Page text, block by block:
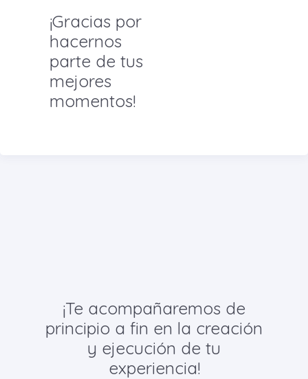
¡Gracias por
hacernos
parte de tus
mejores
momentos!
¡Te acompañaremos de
principio a fin en la creación
y ejecución de tu
experiencia!